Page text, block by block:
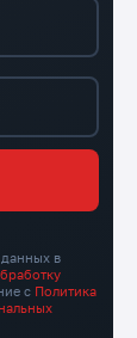
в
с Политика